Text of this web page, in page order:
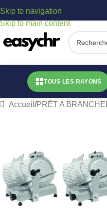
Skip to navigation
Skip to main content
TOUS LES RAYONS
Accueil /PRÊT A